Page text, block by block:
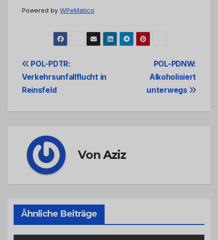
Powered by WPeMatico
Beitrags-
Navigation
POL-PDNW:
Alkoholisiert
unterwegs
POL-PDTR:
Verkehrsunfallflucht in
Reinsfeld
VonAziz
Ähnliche Beiträge